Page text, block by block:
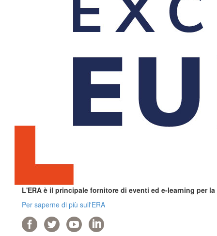
L'ERA è il principale fornitore di eventi ed e-learning per
Per saperne di più sull'ERA